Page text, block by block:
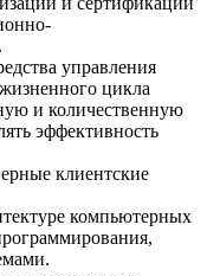
управления
цикла
и количественную
эффективность
клиентские
компьютерных